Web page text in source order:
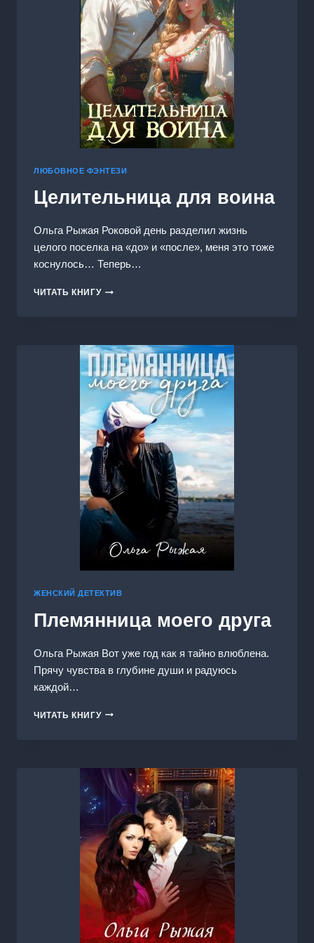
ЛЮБОВНОЕ ФЭНТЕЗИ
Целительница для воина
Ольга Рыжая Роковой день разделил жизнь
целого поселка на «до» и «после», меня это тоже
коснулось… Теперь…
ЧИТАТЬ КНИГУЦЕЛИТЕЛЬНИЦА
ЖЕНСКИЙ ДЕТЕКТИВ
Племянница моего друга
Ольга Рыжая Вот уже год как я тайно влюблена.
Прячу чувства в глубине души и радуюсь
каждой…
ЧИТАТЬ КНИГУПЛЕМЯННИЦА